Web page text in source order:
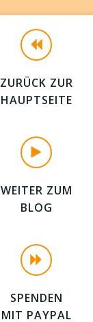
ZURÜCK ZUR
HAUPTSEITE
WEITER ZUM
BLOG
SPENDEN
MIT PAYPAL